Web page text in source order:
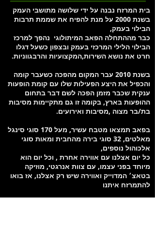
בית המרזח נבנה על ידי שלושה מתושבי העמק
בשנת 2000 על מנת להפיח את שממת תרבות
הבילוי בעמק,
כבר מההתחלה הפאב המיתולוגי נהפך למרכז
הבילוי הלילי המרכזי בעמק ובצפון כשעל דגלו
חרט את נושא השירות,המקצועיות והרבגווניות.
בשנת 2010 עבר המקום מהפכה כשעבר קומה
והכפיל את היצע הפעילות שלו עם קומת הופעות
ענקית שכבר מזמן הפכה לשם דבר בתחום
ההופעות בארץ, בקומה זו גם מתקיימות מסיבות
בת/בר מצוה ,מסיבות ואירועים.
בפאב תמצאו מטבח עשיר, מעל 170 סוגי סינגל
מאלטים, 32 סוגי בירה מהחבית ומאות סוגי
אלכוהול נוספים,
כל יום אצלנו עם אווירה אחרת , וכל יום הוא
מיוחד בפני עצמו, עם צוות אנרגטי, מוזיקה
בטאצ׳ המדוייק ואווירה שיש רק אצלנו, אז בואו
להתמרזח איתנו